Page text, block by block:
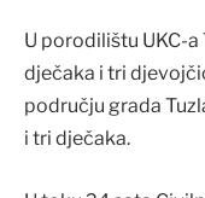
U porodilištu UKC-
dječaka i tri
području grada
i tri dječaka.